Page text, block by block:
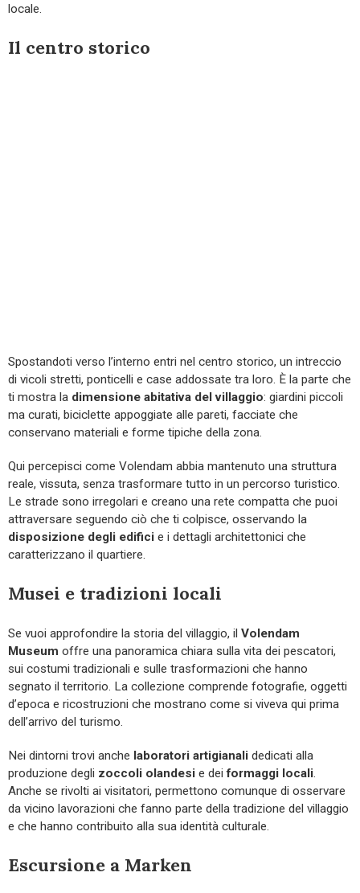
locale.
Il centro storico
Spostandoti verso l’interno entri nel centro storico, un intreccio
di vicoli stretti, ponticelli e case addossate tra loro. È la parte che
ti mostra la dimensione abitativa del villaggio: giardini piccoli
ma curati, biciclette appoggiate alle pareti, facciate che
conservano materiali e forme tipiche della zona.
Qui percepisci come Volendam abbia mantenuto una struttura
reale, vissuta, senza trasformare tutto in un percorso turistico.
Le strade sono irregolari e creano una rete compatta che puoi
attraversare seguendo ciò che ti colpisce, osservando la
disposizione degli edifici e i dettagli architettonici che
caratterizzano il quartiere.
Musei e tradizioni locali
Se vuoi approfondire la storia del villaggio, il Volendam
Museum offre una panoramica chiara sulla vita dei pescatori,
sui costumi tradizionali e sulle trasformazioni che hanno
segnato il territorio. La collezione comprende fotografie, oggetti
d’epoca e ricostruzioni che mostrano come si viveva qui prima
dell’arrivo del turismo.
Nei dintorni trovi anche laboratori artigianali dedicati alla
produzione degli zoccoli olandesi e deiformaggi locali.
Anche se rivolti ai visitatori, permettono comunque di osservare
da vicino lavorazioni che fanno parte della tradizione del villaggio
e che hanno contribuito alla sua identità culturale.
Escursione a Marken